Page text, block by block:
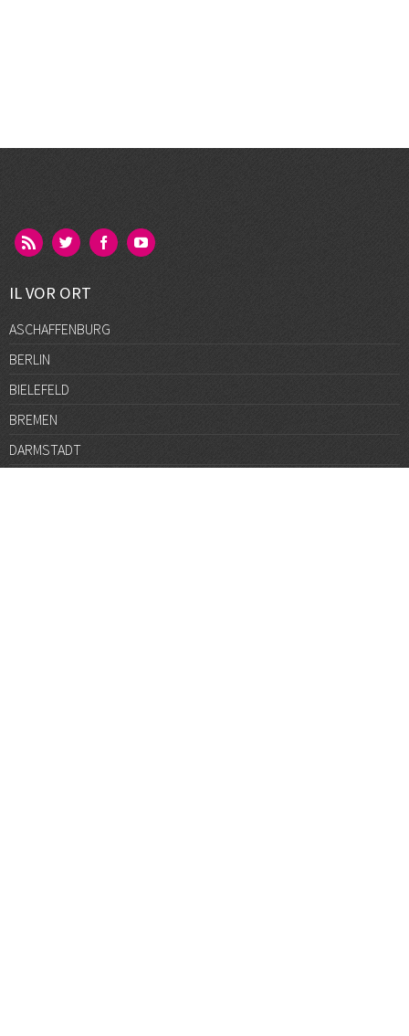
IL VOR ORT
ASCHAFFENBURG
BERLIN
BIELEFELD
BREMEN
DARMSTADT